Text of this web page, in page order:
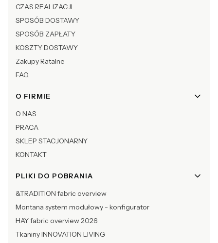
CZAS REALIZACJI
SPOSÓB DOSTAWY
SPOSÓB ZAPŁATY
KOSZTY DOSTAWY
Zakupy Ratalne
FAQ
O FIRMIE
O NAS
PRACA
SKLEP STACJONARNY
KONTAKT
PLIKI DO POBRANIA
&TRADITION fabric overview
Montana system modułowy - konfigurator
HAY fabric overview 2026
Tkaniny INNOVATION LIVING